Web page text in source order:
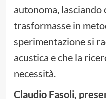
autonoma, lasciando
trasformasse in
sperimentazione si
acustica e che la
necessità.
Claudio Fasoli,